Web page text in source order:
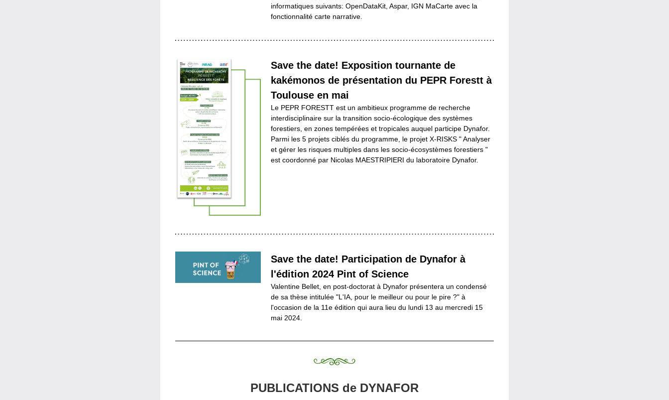
informatiques suivants: OpenDataKit, Aspar, IGN MaCarte avec la
fonctionnalité carte narrative.
Save the date! Exposition tournante de
kakémonos de présentation du PEPR Forestt à
Toulouse en mai
Le PEPR FORESTT est un ambitieux programme de recherche
interdisciplinaire sur la transition socio-écologique des systèmes
forestiers, en zones tempérées et tropicales auquel participe Dynafor.
Parmi les 5 projets ciblés du programme, le projet X-RISKS " Analyser
et gérer les risques multiples dans les socio-écosystèmes forestiers "
est coordonné par Nicolas MAESTRIPIERI du laboratoire Dynafor.
Save the date! Participation de Dynafor à
l'édition 2024 Pint of Science
Valentine Bellet, en post-doctorat à Dynafor présentera un condensé
de sa thèse intitulée "L'IA, pour le meilleur ou pour le pire ?" à
l'occasion de la 11e édition qui aura lieu du lundi 13 au mercredi 15
mai 2024.
PUBLICATIONS de DYNAFOR